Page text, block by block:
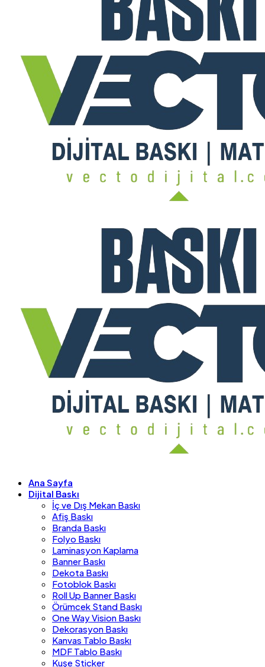
Ana Sayfa
Dijital Baskı
İç ve Dış Mekan Baskı
Afiş Baskı
Branda Baskı
Folyo Baskı
Laminasyon Kaplama
Banner Baskı
Dekota Baskı
Fotoblok Baskı
Roll Up Banner Baskı
Örümcek Stand Baskı
One Way Vision Baskı
Dekorasyon Baskı
Kanvas Tablo Baskı
MDF Tablo Baskı
Kuşe Sticker